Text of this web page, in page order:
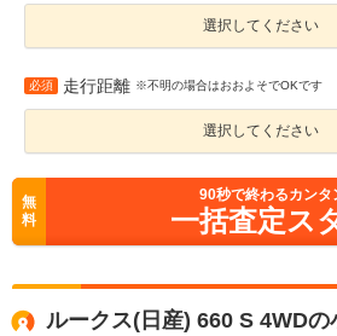
選択してください
必須 走行距離 ※不明の場合はおおよそでOKです
選択してください
無
料
90秒で終わるカンタ
一括査定ス
ルークス(日産) 660 S 4WDの